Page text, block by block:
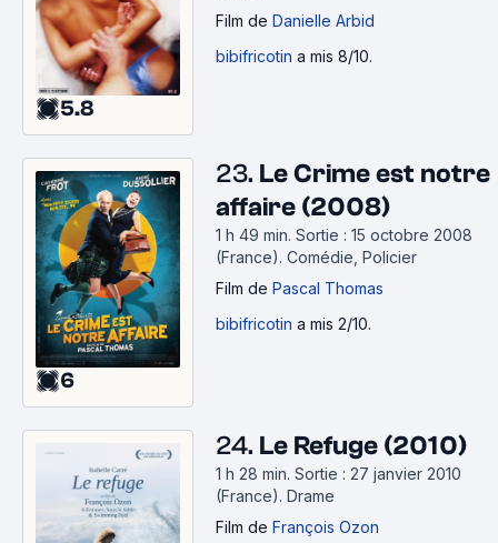
5.8
Film de Danielle Arbid
bibifricotin a mis 8/10.
6
23. Le Crime est notre
affaire (2008)
1 h 49 min. Sortie : 15 octobre 2008
(France). Comédie, Policier
Film de Pascal Thomas
bibifricotin a mis 2/10.
24. Le Refuge (2010)
1 h 28 min. Sortie : 27 janvier 2010
(France). Drame
Film de François Ozon